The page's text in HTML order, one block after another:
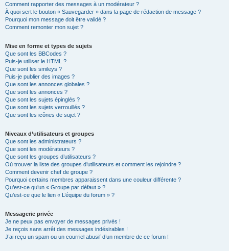
Comment rapporter des messages à un modérateur ?
À quoi sert le bouton « Sauvegarder » dans la page de rédaction de message ?
Pourquoi mon message doit être validé ?
Comment remonter mon sujet ?
Mise en forme et types de sujets
Que sont les BBCodes ?
Puis-je utiliser le HTML ?
Que sont les smileys ?
Puis-je publier des images ?
Que sont les annonces globales ?
Que sont les annonces ?
Que sont les sujets épinglés ?
Que sont les sujets verrouillés ?
Que sont les icônes de sujet ?
Niveaux d’utilisateurs et groupes
Que sont les administrateurs ?
Que sont les modérateurs ?
Que sont les groupes d’utilisateurs ?
Où trouver la liste des groupes d’utilisateurs et comment les rejoindre ?
Comment devenir chef de groupe ?
Pourquoi certains membres apparaissent dans une couleur différente ?
Qu’est-ce qu’un « Groupe par défaut » ?
Qu’est-ce que le lien « L’équipe du forum » ?
Messagerie privée
Je ne peux pas envoyer de messages privés !
Je reçois sans arrêt des messages indésirables !
J’ai reçu un spam ou un courriel abusif d’un membre de ce forum !